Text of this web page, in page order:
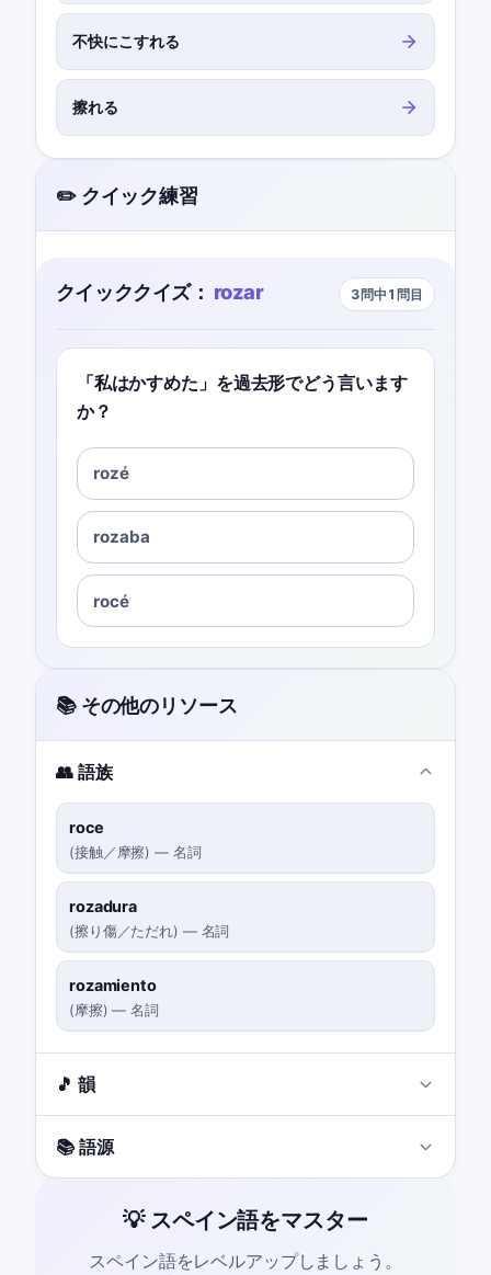
不快にこすれる
擦れる
✏️ クイック練習
クイッククイズ： rozar 3問中1問目
「私はかすめた」を過去形でどう言います
か？
rozé
rozaba
rocé
📚 その他のリソース
👥 語族
roce
(接触／摩擦) — 名詞
rozadura
(擦り傷／ただれ) — 名詞
rozamiento
(摩擦) —名詞
🎵 韻
📚 語源
💡 スペイン語をマスター
スペイン語をレベルアップしましょう。